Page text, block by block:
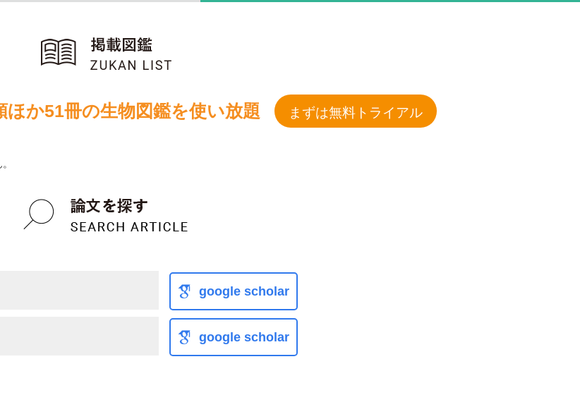
か51冊の生物図鑑を使い放題 まずは無料トライアル
google scholar
google scholar